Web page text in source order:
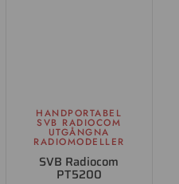
HANDPORTABEL
SVB RADIOCOM
UTGÅNGNA
RADIOMODELLER
SVB Radiocom
PT5200